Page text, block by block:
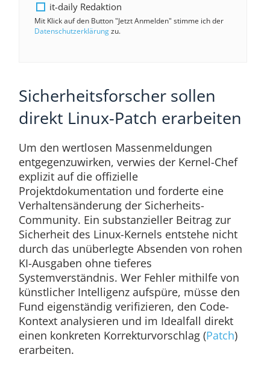
it-daily Redaktion
Mit Klick auf den Button "Jetzt Anmelden" stimme ich der
Datenschutzerklärungzu.
Sicherheitsforscher sollen
direkt Linux-Patch erarbeiten
Um den wertlosen Massenmeldungen
entgegenzuwirken, verwies der Kernel-Chef
explizit auf die offizielle
Projektdokumentation und forderte eine
Verhaltensänderung der Sicherheits-
Community. Ein substanzieller Beitrag zur
Sicherheit des Linux-Kernels entstehe nicht
durch das unüberlegte Absenden von rohen
KI-Ausgaben ohne tieferes
Systemverständnis. Wer Fehler mithilfe von
künstlicher Intelligenz aufspüre, müsse den
Fund eigenständig verifizieren, den Code-
Kontext analysieren und im Idealfall direkt
einen konkreten Korrekturvorschlag (Patch)
erarbeiten.